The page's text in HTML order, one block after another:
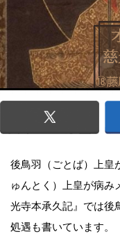
後鳥羽（ごとば）上皇
ゅんとく）上皇が病み
光寺本承久記』では後
処遇も書いています。